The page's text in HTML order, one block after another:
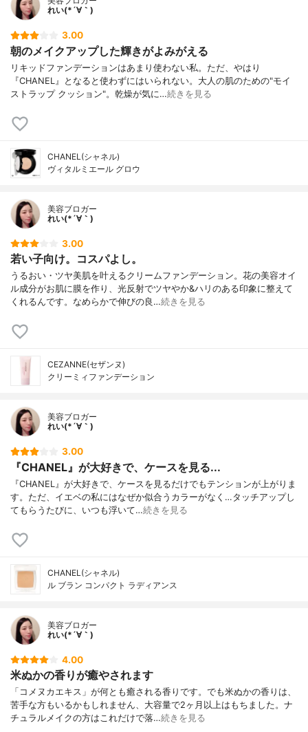
れい(*´∀｀)
3.00
朝のメイクアップした輝きがよみがえる
リキッドファンデーションはあまり使わない私。ただ、やはり
『CHANEL』となると使わずにはいられない。大人の肌のための"モイ
ストラップ クッション"。乾燥が気に…続きを見る
CHANEL(シャネル)
ヴィタルミエール グロウ
美容ブロガー
れい(*´∀｀)
3.00
若い子向け。コスパよし。
うるおい・ツヤ美肌を叶えるクリームファンデーション。花の美容オイ
ル成分がお肌に膜を作り、光反射でツヤやか&ハリのある印象に整えて
くれるんです。なめらかで伸びの良…続きを見る
CEZANNE(セザンヌ)
クリーミィファンデーション
美容ブロガー
れい(*´∀｀)
3.00
『CHANEL』が大好きで、ケースを見る...
『CHANEL』が大好きで、ケースを見るだけでもテンションが上がりま
す。ただ、イエベの私にはなぜか似合うカラーがなく…タッチアップし
てもらうたびに、いつも浮いて…続きを見る
CHANEL(シャネル)
ル ブラン コンパクト ラディアンス
美容ブロガー
れい(*´∀｀)
4.00
米ぬかの香りが癒やされます
「コメヌカエキス」が何とも癒される香りです。でも米ぬかの香りは、
苦手な方もいるかもしれません、大容量で2ヶ月以上はもちました。ナ
チュラルメイクの方はこれだけで落…続きを見る